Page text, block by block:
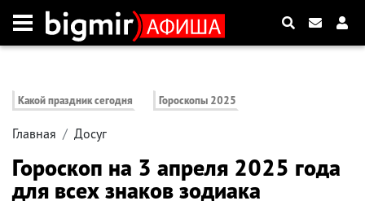
Какой праздник сегодня Гороскопы 2025
Главная Досуг
Гороскоп на 3 апреля 2025 года
для всех знаков зодиака